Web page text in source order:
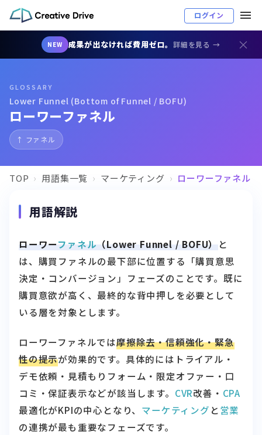
NEW 成果が出なければ費用ゼロ。詳細を見る → ×
ログイン
GLOSSARY
Lower Funnel (Bottom of Funnel / BOFU)
ローワーファネル
↑ ファネル
TOP 用語集一覧 マーケティング ローワーファネル
用語解説
ローワーファネル （Lower Funnel / BOFU）
と
は、購買ファネルの最下部に位置する「購買意思
決定・コンバージョン」フェーズのことです。既に
購買意欲が高く、最終的な背中押しを必要として
いる層を対象とします。
ローワーファネルでは摩擦除去・信頼強化・緊急
性の提示が効果的です。具体的にはトライアル・
デモ依頼・見積もりフォーム・限定オファー・口
コミ・保証表示などが該当します。 CVR改善・ CPA
最適化がKPIの中心となり、 マーケティング と営業
の連携が最も重要なフェーズです。